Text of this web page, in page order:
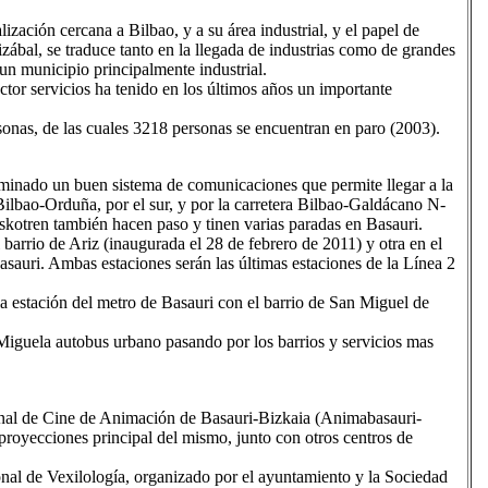
cercana a Bilbao, y a su área industrial, y el papel de
se traduce tanto en la llegada de industrias como de grandes
municipio principalmente industrial.
servicios ha tenido en los últimos años un importante
de las cuales 3218 personas se encuentran en paro (2003).
un buen sistema de comunicaciones que permite llegar a la
Orduña, por el sur, y por la carretera Bilbao-Galdácano N-
también hacen paso y tinen varias paradas en Basauri.
de Ariz (inaugurada el 28 de febrero de 2011) y otra en el
Ambas estaciones serán las últimas estaciones de la Línea 2
estación del metro de Basauri con el barrio de San Miguel de
autobus urbano pasando por los barrios y servicios mas
de Cine de Animación de Basauri-Bizkaia (Animabasauri-
principal del mismo, junto con otros centros de
de Vexilología, organizado por el ayuntamiento y la Sociedad